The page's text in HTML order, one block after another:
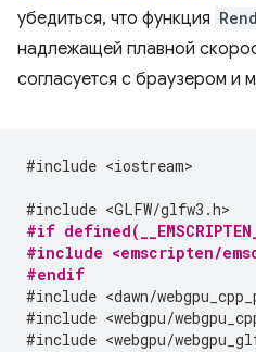
убедиться, что функция
надлежащей плавной
согласуется с браузером и
#include <iostream>
#include <GLFW/glfw3.h>
#if
#include <emscripten/
#endif
#include <dawn/
#include <webgpu/
#include <webgpu/